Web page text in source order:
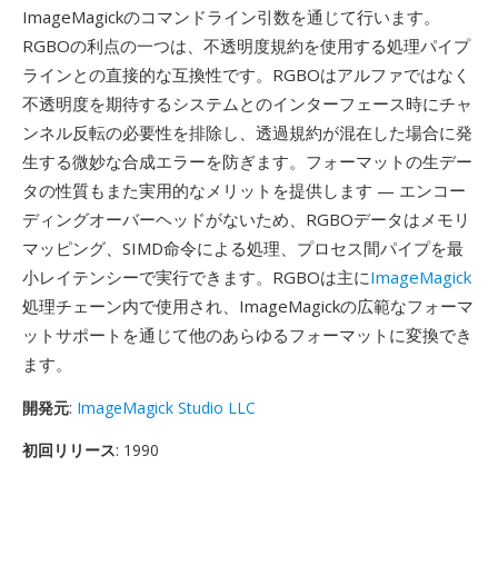
ImageMagickのコマンドライン引数を通じて行います。
RGBOの利点の一つは、不透明度規約を使用する処理パイプ
ラインとの直接的な互換性です。RGBOはアルファではなく
不透明度を期待するシステムとのインターフェース時にチャ
ンネル反転の必要性を排除し、透過規約が混在した場合に発
生する微妙な合成エラーを防ぎます。フォーマットの生デー
タの性質もまた実用的なメリットを提供します — エンコー
ディングオーバーヘッドがないため、RGBOデータはメモリ
マッピング、SIMD命令による処理、プロセス間パイプを最
小レイテンシーで実行できます。RGBOは主にImageMagick
処理チェーン内で使用され、ImageMagickの広範なフォーマ
ットサポートを通じて他のあらゆるフォーマットに変換でき
ます。
開発元: ImageMagick Studio LLC
初回リリース: 1990